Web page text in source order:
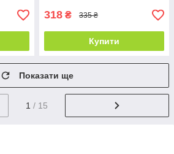
318 ₴ 335 ₴
Купити
Показати ще
1 / 15